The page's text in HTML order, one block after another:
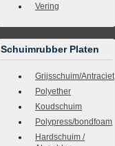
Vering
Schuimrubber Platen
Grijsschuim/Antraciet
Polyether
Koudschuim
Polypress/bondfoam
Hardschuim /